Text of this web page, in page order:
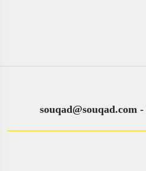
souqad@souqad.com-